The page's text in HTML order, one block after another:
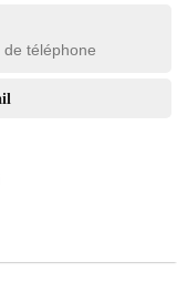
téléphone